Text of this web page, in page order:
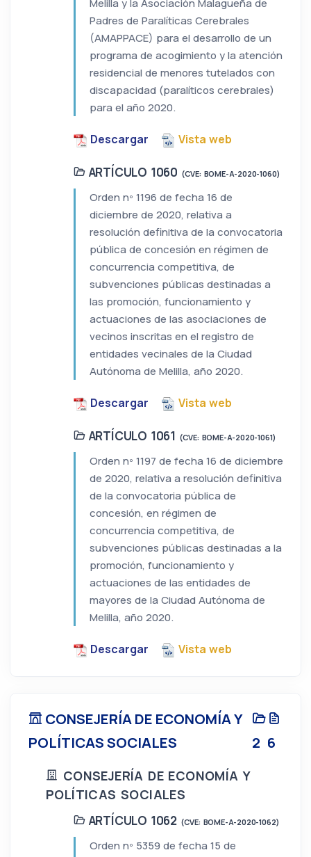
Melilla y la Asociación Malagueña de
Padres de Paralíticas Cerebrales
(AMAPPACE) para el desarrollo de un
programa de acogimiento y la atención
residencial de menores tutelados con
discapacidad (paralíticos cerebrales)
para el año 2020.
Descargar Vista web
ARTÍCULO 1060 (CVE: BOME-A-2020-1060)
Orden nº 1196 de fecha 16 de
diciembre de 2020, relativa a
resolución definitiva de la convocatoria
pública de concesión en régimen de
concurrencia competitiva, de
subvenciones públicas destinadas a
las promoción, funcionamiento y
actuaciones de las asociaciones de
vecinos inscritas en el registro de
entidades vecinales de la Ciudad
Autónoma de Melilla, año 2020.
Descargar Vista web
ARTÍCULO 1061 (CVE: BOME-A-2020-1061)
Orden nº 1197 de fecha 16 de diciembre
de 2020, relativa a resolución definitiva
de la convocatoria pública de
concesión, en régimen de
concurrencia competitiva, de
subvenciones públicas destinadas a la
promoción, funcionamiento y
actuaciones de las entidades de
mayores de la Ciudad Autónoma de
Melilla, año 2020.
Descargar Vista web
CONSEJERÍA DE ECONOMÍA Y
POLÍTICAS SOCIALES
2 6
CONSEJERÍA DE ECONOMÍA Y
POLÍTICAS SOCIALES
ARTÍCULO 1062 (CVE: BOME-A-2020-1062)
Orden nº 5359 de fecha 15 de